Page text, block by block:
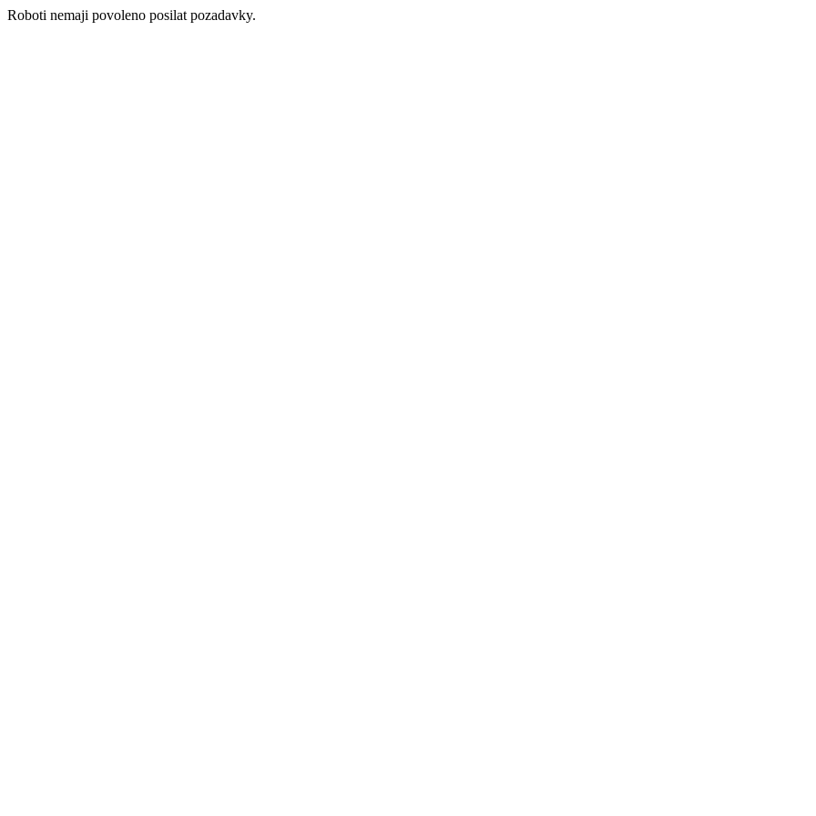
Roboti nemaji povoleno posilat pozadavky.